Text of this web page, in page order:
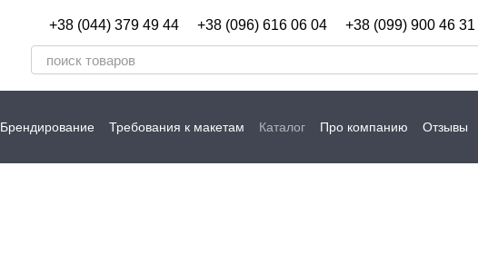
+38 (044) 379 49 44 +38 (096) 616 06 04 +38 (099) 900 46 31
Брендирование Требования к макетам Каталог Про компанию Отзывы